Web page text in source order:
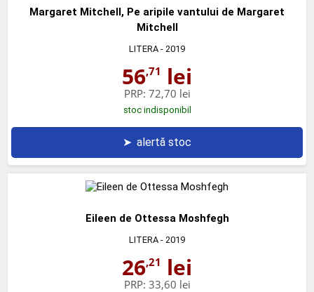
Margaret Mitchell, Pe aripile vantului de Margaret
Mitchell
LITERA - 2019
56,71 lei
PRP: 72,70 lei
stoc indisponibil
➤ alertă stoc
Eileen de Ottessa Moshfegh
LITERA - 2019
26,21 lei
PRP: 33,60 lei